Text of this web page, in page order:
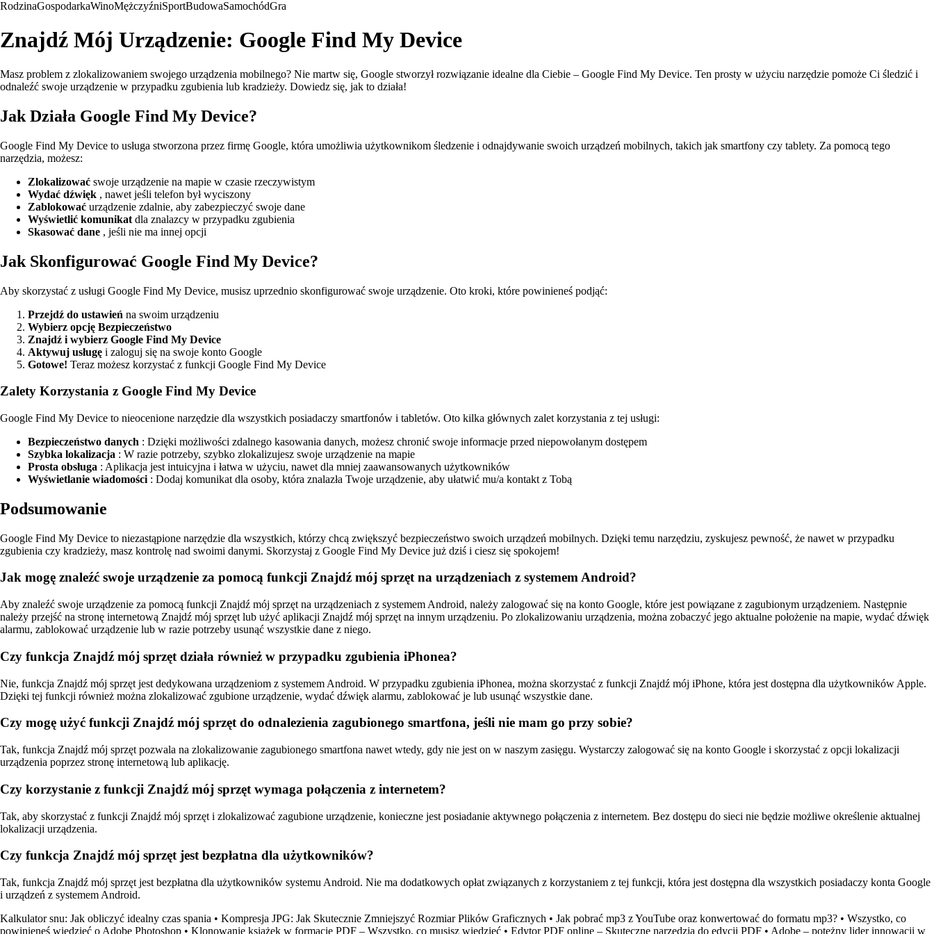
RodzinaGospodarkaWinoMężczyźniSportBudowaSamochódGra
Znajdź Mój Urządzenie: Google Find My Device
Masz problem z zlokalizowaniem swojego urządzenia mobilnego? Nie martw się, Google stworzył rozwiązanie idealne dla Ciebie – Google Find My Device. Ten prosty w użyciu narzędzie pomoże Ci śledzić i
odnaleźć swoje urządzenie w przypadku zgubienia lub kradzieży. Dowiedz się, jak to działa!
Jak Działa Google Find My Device?
Google Find My Device to usługa stworzona przez firmę Google, która umożliwia użytkownikom śledzenie i odnajdywanie swoich urządzeń mobilnych, takich jak smartfony czy tablety. Za pomocą tego
narzędzia, możesz:
Zlokalizować swoje urządzenie na mapie w czasie rzeczywistym
Wydać dźwięk , nawet jeśli telefon był wyciszony
Zablokować urządzenie zdalnie, aby zabezpieczyć swoje dane
Wyświetlić komunikat dla znalazcy w przypadku zgubienia
Skasować dane , jeśli nie ma innej opcji
Jak Skonfigurować Google Find My Device?
Aby skorzystać z usługi Google Find My Device, musisz uprzednio skonfigurować swoje urządzenie. Oto kroki, które powinieneś podjąć:
Przejdź do ustawień na swoim urządzeniu
Wybierz opcję Bezpieczeństwo
Znajdź i wybierz Google Find My Device
Aktywuj usługę i zaloguj się na swoje konto Google
Gotowe! Teraz możesz korzystać z funkcji Google Find My Device
Zalety Korzystania z Google Find My Device
Google Find My Device to nieocenione narzędzie dla wszystkich posiadaczy smartfonów i tabletów. Oto kilka głównych zalet korzystania z tej usługi:
Bezpieczeństwo danych : Dzięki możliwości zdalnego kasowania danych, możesz chronić swoje informacje przed niepowołanym dostępem
Szybka lokalizacja : W razie potrzeby, szybko zlokalizujesz swoje urządzenie na mapie
Prosta obsługa : Aplikacja jest intuicyjna i łatwa w użyciu, nawet dla mniej zaawansowanych użytkowników
Wyświetlanie wiadomości : Dodaj komunikat dla osoby, która znalazła Twoje urządzenie, aby ułatwić mu/a kontakt z Tobą
Podsumowanie
Google Find My Device to niezastąpione narzędzie dla wszystkich, którzy chcą zwiększyć bezpieczeństwo swoich urządzeń mobilnych. Dzięki temu narzędziu, zyskujesz pewność, że nawet w przypadku
zgubienia czy kradzieży, masz kontrolę nad swoimi danymi. Skorzystaj z Google Find My Device już dziś i ciesz się spokojem!
Jak mogę znaleźć swoje urządzenie za pomocą funkcji Znajdź mój sprzęt na urządzeniach z systemem Android?
Aby znaleźć swoje urządzenie za pomocą funkcji Znajdź mój sprzęt na urządzeniach z systemem Android, należy zalogować się na konto Google, które jest powiązane z zagubionym urządzeniem. Następnie
należy przejść na stronę internetową Znajdź mój sprzęt lub użyć aplikacji Znajdź mój sprzęt na innym urządzeniu. Po zlokalizowaniu urządzenia, można zobaczyć jego aktualne położenie na mapie, wydać dźwięk
alarmu, zablokować urządzenie lub w razie potrzeby usunąć wszystkie dane z niego.
Czy funkcja Znajdź mój sprzęt działa również w przypadku zgubienia iPhonea?
Nie, funkcja Znajdź mój sprzęt jest dedykowana urządzeniom z systemem Android. W przypadku zgubienia iPhonea, można skorzystać z funkcji Znajdź mój iPhone, która jest dostępna dla użytkowników Apple.
Dzięki tej funkcji również można zlokalizować zgubione urządzenie, wydać dźwięk alarmu, zablokować je lub usunąć wszystkie dane.
Czy mogę użyć funkcji Znajdź mój sprzęt do odnalezienia zagubionego smartfona, jeśli nie mam go przy sobie?
Tak, funkcja Znajdź mój sprzęt pozwala na zlokalizowanie zagubionego smartfona nawet wtedy, gdy nie jest on w naszym zasięgu. Wystarczy zalogować się na konto Google i skorzystać z opcji lokalizacji
urządzenia poprzez stronę internetową lub aplikację.
Czy korzystanie z funkcji Znajdź mój sprzęt wymaga połączenia z internetem?
Tak, aby skorzystać z funkcji Znajdź mój sprzęt i zlokalizować zagubione urządzenie, konieczne jest posiadanie aktywnego połączenia z internetem. Bez dostępu do sieci nie będzie możliwe określenie aktualnej
lokalizacji urządzenia.
Czy funkcja Znajdź mój sprzęt jest bezpłatna dla użytkowników?
Tak, funkcja Znajdź mój sprzęt jest bezpłatna dla użytkowników systemu Android. Nie ma dodatkowych opłat związanych z korzystaniem z tej funkcji, która jest dostępna dla wszystkich posiadaczy konta Google
i urządzeń z systemem Android.
Kalkulator snu: Jak obliczyć idealny czas spania • Kompresja JPG: Jak Skutecznie Zmniejszyć Rozmiar Plików Graficznych • Jak pobrać mp3 z YouTube oraz konwertować do formatu mp3? • Wszystko, co
powinieneś wiedzieć o Adobe Photoshop • Klonowanie książek w formacie PDF – Wszystko, co musisz wiedzieć • Edytor PDF online – Skuteczne narzędzia do edycji PDF • Adobe – potężny lider innowacji w